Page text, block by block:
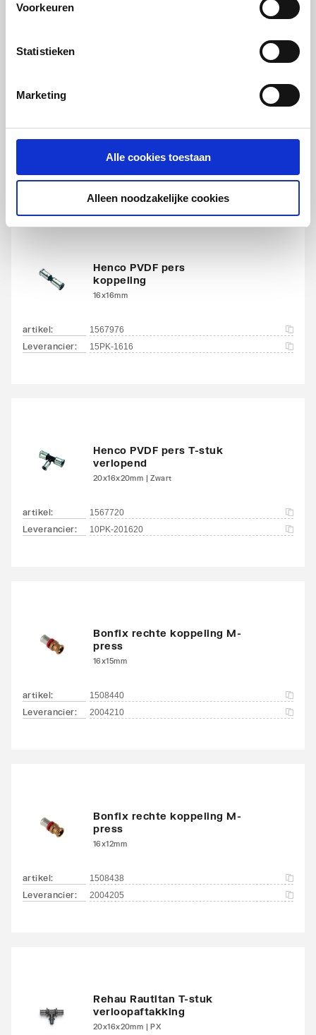
Voorkeuren
Statistieken
Marketing
Alle cookies toestaan
Alleen noodzakelijke cookies
9PK-161616
Henco PVDF pers
koppeling
16x16mm
artikel: 1567976
Leverancier: 15PK-1616
Henco PVDF pers T-stuk
verlopend
20x16x20mm | Zwart
artikel: 1567720
Leverancier: 10PK-201620
Bonfix rechte koppeling M-
press
16x15mm
artikel: 1508440
Leverancier: 2004210
Bonfix rechte koppeling M-
press
16x12mm
artikel: 1508438
Leverancier: 2004205
Rehau Rautitan T-stuk
verloopaftakking
20x16x20mm | PX